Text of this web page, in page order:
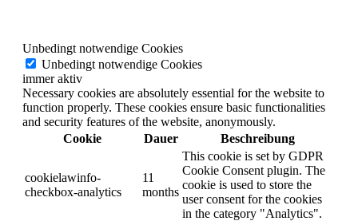
Unbedingt notwendige Cookies
Unbedingt notwendige Cookies
immer aktiv
Necessary cookies are absolutely essential for the website to
function properly. These cookies ensure basic functionalities
and security features of the website, anonymously.
Cookie
Dauer Beschreibung
cookielawinfo-
checkbox-analytics
11
months
This cookie is set by GDPR
Cookie Consent plugin. The
cookie is used to store the
user consent for the cookies
in the category "Analytics".